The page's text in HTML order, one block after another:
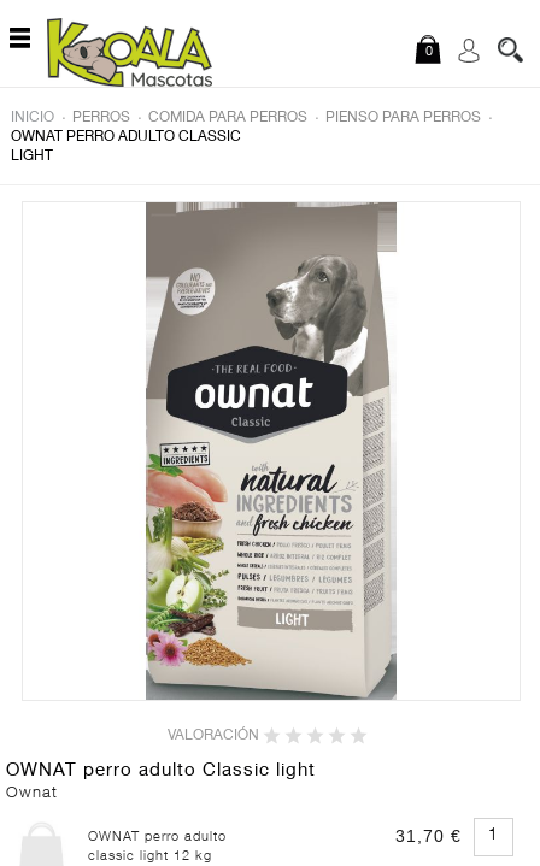
Saltar al contenido
0
INICIO . PERROS . COMIDA PARA PERROS . PIENSO PARA PERROS .
OWNAT PERRO ADULTO CLASSIC
LIGHT
VALORACIÓN
OWNAT perro adulto Classic light
Ownat
OWNAT perro adulto
classic light 12 kg
31,70 €